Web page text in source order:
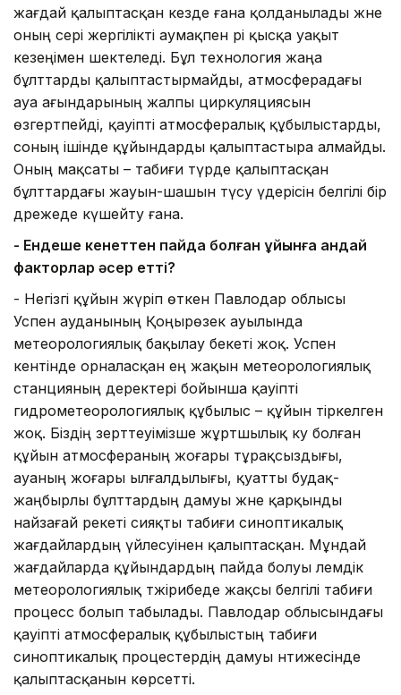
жағдай қалыптасқан кезде ғана қолданылады және
оның әсері жергілікті аумақпен әрі қысқа уақыт
кезеңімен шектеледі. Бұл технология жаңа
бұлттарды қалыптастырмайды, атмосферадағы
ауа ағындарының жалпы циркуляциясын
өзгертпейді, қауіпті атмосфералық құбылыстарды,
соның ішінде құйындарды қалыптастыра алмайды.
Оның мақсаты – табиғи түрде қалыптасқан
бұлттардағы жауын-шашын түсу үдерісін белгілі бір
дәрежеде күшейту ғана.
- Ендеше кенеттен пайда болған құйынға қандай
факторлар әсер етті?
- Негізгі құйын жүріп өткен Павлодар облысы
Успен ауданының Қоңырөзек ауылында
метеорологиялық бақылау бекеті жоқ. Успен
кентінде орналасқан ең жақын метеорологиялық
станцияның деректері бойынша қауіпті
гидрометеорологиялық құбылыс – құйын тіркелген
жоқ. Біздің зерттеуімізше жұртшылық куә болған
құйын атмосфераның жоғары тұрақсыздығы,
ауаның жоғары ылғалдылығы, қуатты будақ-
жаңбырлы бұлттардың дамуы және қарқынды
найзағай әрекеті сияқты табиғи синоптикалық
жағдайлардың үйлесуінен қалыптасқан. Мұндай
жағдайларда құйындардың пайда болуы әлемдік
метеорологиялық тәжірибеде жақсы белгілі табиғи
процесс болып табылады. Павлодар облысындағы
қауіпті атмосфералық құбылыстың табиғи
синоптикалық процестердің дамуы нәтижесінде
қалыптасқанын көрсетті.